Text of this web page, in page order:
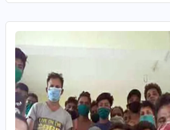
कला-
साहित्य
पोष्ट